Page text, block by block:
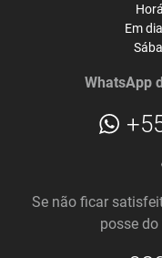
Em
WhatsApp
Se não ficar
posse